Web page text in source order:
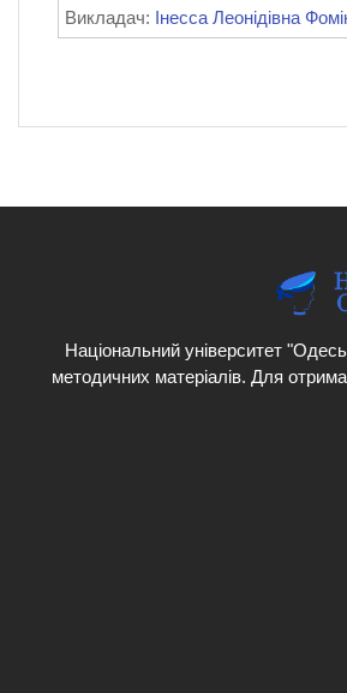
Викладач: Інесса Леонідівна
Національний університет
методичних матеріалів. Для